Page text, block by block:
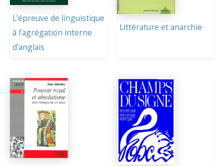
L’épreuve de linguistique
à l’agrégation interne
d’anglais
Littérature et anarchie